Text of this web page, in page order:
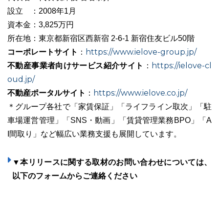
設立 ：2008年1月
資本金：3,825万円
所在地：東京都新宿区西新宿 2-6-1 新宿住友ビル50階
コーポレートサイト ： https://www.ielove-group.jp/
不動産事業者向けサービス紹介サイト
： https://ielove-cl
oud.jp/
不動産ポータルサイト ： https://www.ielove.co.jp/
＊グループ各社で「家賃保証」「ライフライン取次」「駐
車場運営管理」「SNS・動画」「賃貸管理業務BPO」「A
I間取り」など幅広い業務支援も展開しています。
▼本リリースに関する取材のお問い合わせについては、
以下のフォームからご連絡ください